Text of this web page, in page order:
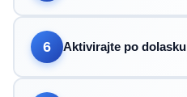
6 Aktivirajte po dolasku